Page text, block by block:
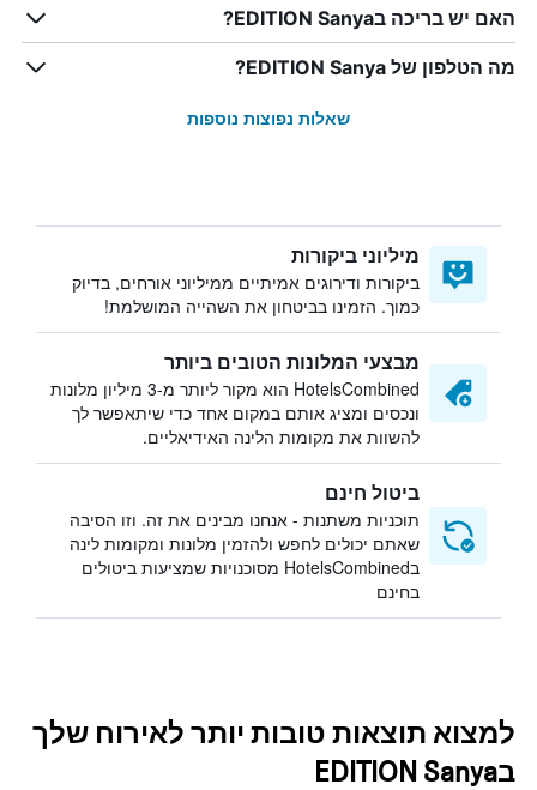
האם יש בריכה בEDITION Sanya?
מה הטלפון של EDITION Sanya?
שאלות נפוצות נוספות
מיליוני ביקורות
ביקורות ודירוגים אמיתיים ממיליוני אורחים, בדיוק
כמוך. הזמינו בביטחון את השהייה המושלמת!
מבצעי המלונות הטובים ביותר
HotelsCombined הוא מקור ליותר מ-3 מיליון מלונות
ונכסים ומציג אותם במקום אחד כדי שיתאפשר לך
להשוות את מקומות הלינה האידיאליים.
ביטול חינם
תוכניות משתנות - אנחנו מבינים את זה. וזו הסיבה
שאתם יכולים לחפש ולהזמין מלונות ומקומות לינה
בHotelsCombined מסוכנויות שמציעות ביטולים
בחינם
למצוא תוצאות טובות יותר לאירוח שלך
בEDITION Sanya